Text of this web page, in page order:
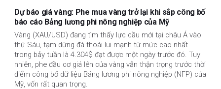
Dự báo giá vàng: Phe mua vàng trở lại khi sắp công bố
báo cáo Bảng lương phi nông nghiệp của Mỹ
Vàng (XAU/USD) đang tìm thấy lực cầu mới tại châu Á vào
thứ Sáu, tạm dừng đà thoái lui mạnh từ mức cao nhất
trong bảy tuần là 4.304$ đạt được một ngày trước đó. Tuy
nhiên, phe đầu cơ giá lên của vàng vẫn thận trọng trước thời
điểm công bố dữ liệu Bảng lương phi nông nghiệp (NFP) của
Mỹ, vốn rất quan trọng.